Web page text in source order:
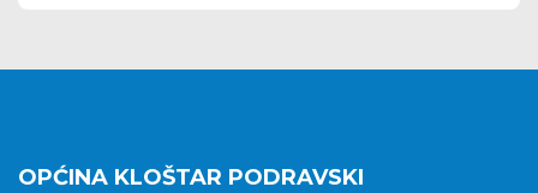
OPĆINA KLOŠTAR PODRAVSKI